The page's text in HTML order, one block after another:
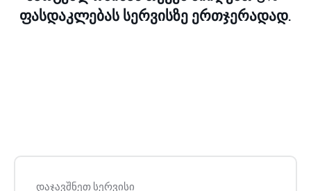
ფასდაკლებას სერვისზე ერთჯერადად.
დაჯავშნეთ სერვისი